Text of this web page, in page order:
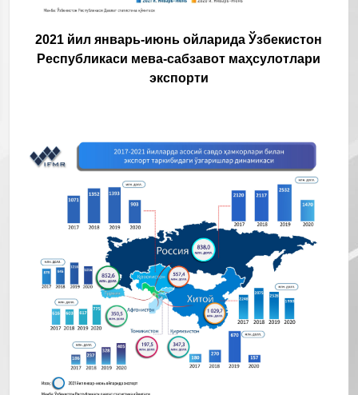
2021 йил январь-июнь ойларида Ўзбекистон
Республикаси мева-сабзавот маҳсулотлари
экспорти